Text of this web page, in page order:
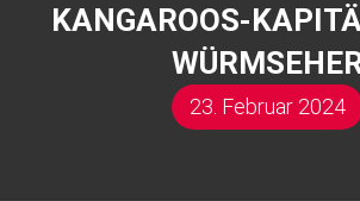
KANGAROOS-
23. Februar 2024